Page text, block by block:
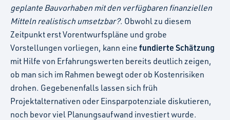
geplante Bauvorhaben mit den verfügbaren finanziellen
Mitteln realistisch umsetzbar?. Obwohl zu diesem
Zeitpunkt erst Vorentwurfspläne und grobe
Vorstellungen vorliegen, kann eine fundierte Schätzung
mit Hilfe von Erfahrungswerten bereits deutlich zeigen,
ob man sich im Rahmen bewegt oder ob Kostenrisiken
drohen. Gegebenenfalls lassen sich früh
Projektalternativen oder Einsparpotenziale diskutieren,
noch bevor viel Planungsaufwand investiert wurde.